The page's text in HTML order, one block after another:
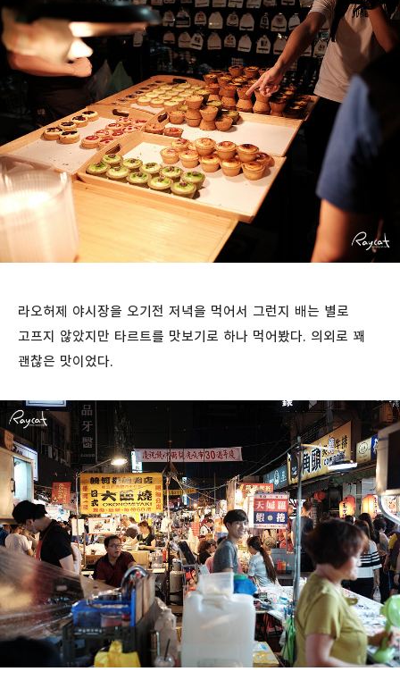
라오허제 야시장을 오기전 저녁을 먹어서 그런지 배는 별로
고프지 않았지만 타르트를 맛보기로 하나 먹어봤다. 의외로 꽤
괜찮은 맛이었다.